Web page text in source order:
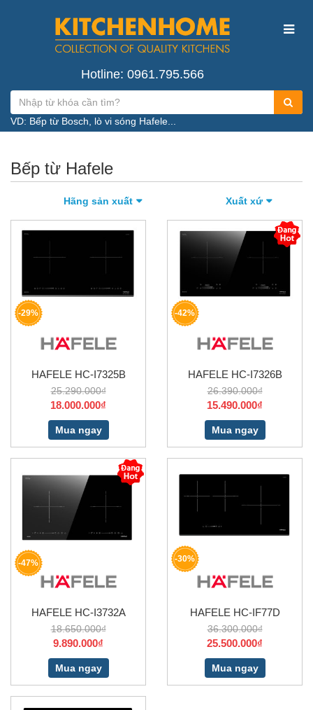
Hotline: 0961.795.566
VD: Bếp từ Bosch, lò vi sóng Hafele...
Bếp từ Hafele
Hãng sản xuất Xuất xứ
-29%
HAFELE HC-I7325B
25.290.000₫
18.000.000₫
Mua ngay
-42%
HAFELE HC-I7326B
26.390.000₫
15.490.000₫
Mua ngay
-47%
HAFELE HC-I3732A
18.650.000₫
9.890.000₫
Mua ngay
-30%
HAFELE HC-IF77D
36.300.000₫
25.500.000₫
Mua ngay